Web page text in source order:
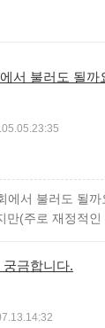
서 불러도 될까
23:35
에서 불러도 될
(주로 재정적인
금합니다.
14:32